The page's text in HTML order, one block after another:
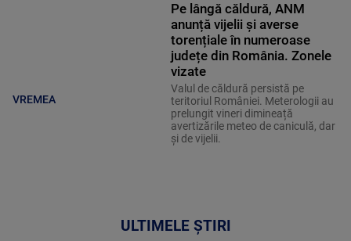
VREMEA
Pe lângă căldură, ANM
anunță vijelii și averse
torențiale în numeroase
județe din România. Zonele
vizate
Valul de căldură persistă pe
teritoriul României. Meterologii au
prelungit vineri dimineață
avertizările meteo de caniculă, dar
și de vijelii.
ULTIMELE ȘTIRI